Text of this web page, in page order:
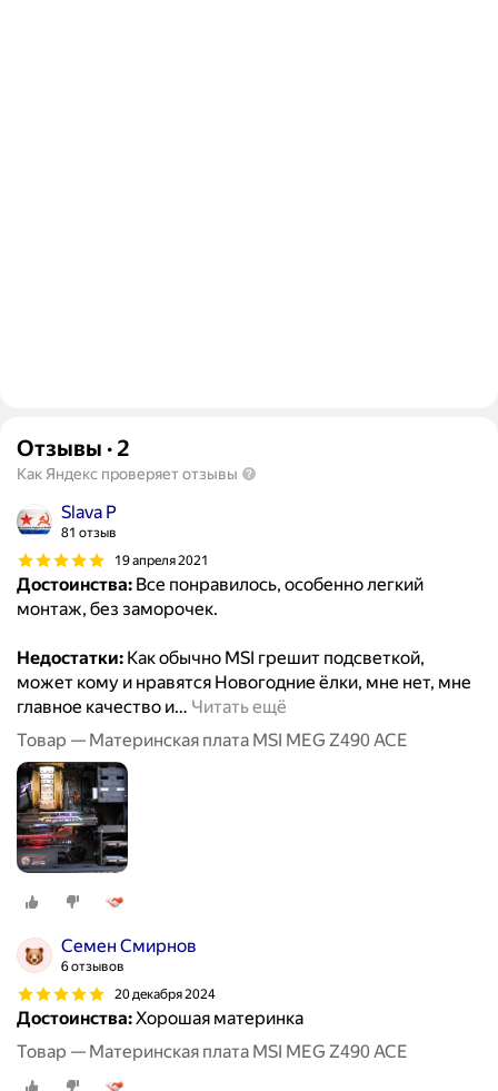
Отзывы · 2
Как Яндекс проверяет отзывы
Slava P
81 отзыв
19 апреля 2021
Достоинства: Все понравилось, особенно легкий
монтаж, без заморочек.
Недостатки: Как обычно МSI грешит подсветкой,
может кому и нравятся Новогодние ёлки, мне нет, мне
главное качество и… Читать ещё
Товар — Материнская плата MSI MEG Z490 ACE
Семен Смирнов
6 отзывов
20 декабря 2024
Достоинства:Хорошая материнка
Товар — Материнская плата MSI MEG Z490 ACE